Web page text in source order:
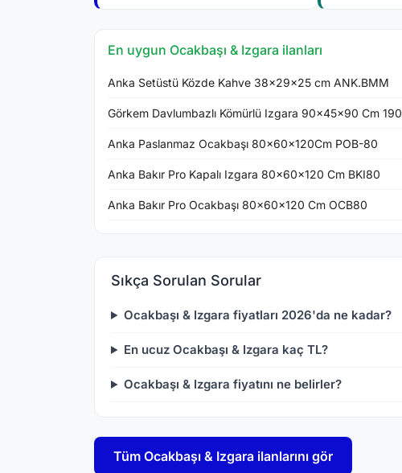
En uygun Ocakbaşı & Izgara ilanları
Anka Setüstü Közde Kahve 38x29x25 cm ANK.BMM
Görkem Davlumbazlı Kömürlü Izgara 90x45x90 Cm 190
Anka Paslanmaz Ocakbaşı 80x60x120Cm POB-80
Anka Bakır Pro Kapalı Izgara 80x60x120 Cm BKI80
Anka Bakır Pro Ocakbaşı 80x60x120 Cm OCB80
Sıkça Sorulan Sorular
Ocakbaşı & Izgara fiyatları 2026'da ne kadar?
En ucuz Ocakbaşı & Izgara kaç TL?
Ocakbaşı & Izgara fiyatını ne belirler?
Tüm Ocakbaşı & Izgara ilanlarını gör